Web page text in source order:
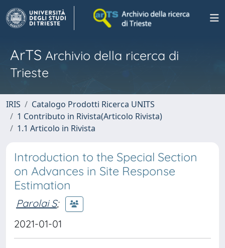
ArTS Archivio della ricerca di
Trieste
IRIS
Catalogo Prodotti Ricerca UNITS
1 Contributo in Rivista(Articolo Rivista)
1.1 Articolo in Rivista
Introduction to the Special Section
on Advances in Site Response
Estimation
Parolai S;
2021-01-01